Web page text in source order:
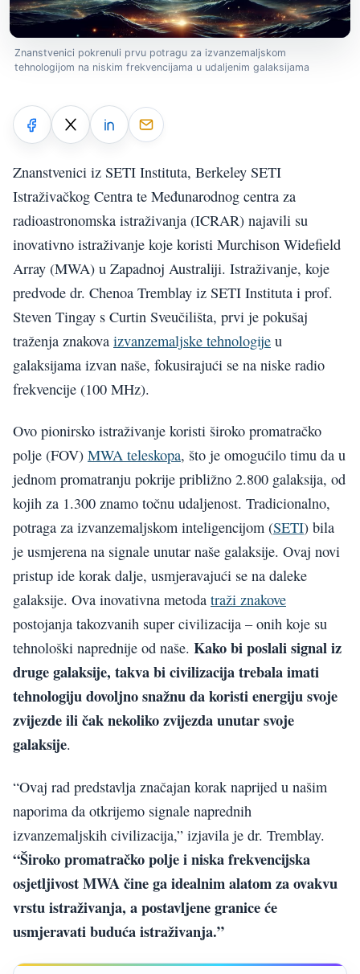
Znanstvenici pokrenuli prvu potragu za izvanzemaljskom
tehnologijom na niskim frekvencijama u udaljenim galaksijama
Znanstvenici iz SETI Instituta, Berkeley SETI
Istraživačkog Centra te Međunarodnog centra za
radioastronomska istraživanja (ICRAR) najavili su
inovativno istraživanje koje koristi Murchison Widefield
Array (MWA) u Zapadnoj Australiji. Istraživanje, koje
predvode dr. Chenoa Tremblay iz SETI Instituta i prof.
Steven Tingay s Curtin Sveučilišta, prvi je pokušaj
traženja znakova izvanzemaljske tehnologije u
galaksijama izvan naše, fokusirajući se na niske radio
frekvencije (100 MHz).
Ovo pionirsko istraživanje koristi široko promatračko
polje (FOV) MWA teleskopa, što je omogućilo timu da u
jednom promatranju pokrije približno 2.800 galaksija, od
kojih za 1.300 znamo točnu udaljenost. Tradicionalno,
potraga za izvanzemaljskom inteligencijom (SETI) bila
je usmjerena na signale unutar naše galaksije. Ovaj novi
pristup ide korak dalje, usmjeravajući se na daleke
galaksije. Ova inovativna metoda traži znakove
postojanja takozvanih super civilizacija – onih koje su
tehnološki naprednije od naše. Kako bi poslali signal iz
druge galaksije, takva bi civilizacija trebala imati
tehnologiju dovoljno snažnu da koristi energiju svoje
zvijezde ili čak nekoliko zvijezda unutar svoje
galaksije.
“Ovaj rad predstavlja značajan korak naprijed u našim
naporima da otkrijemo signale naprednih
izvanzemaljskih civilizacija,” izjavila je dr. Tremblay.
“Široko promatračko polje i niska frekvencijska
osjetljivost MWA čine ga idealnim alatom za ovakvu
vrstu istraživanja, a postavljene granice će
usmjeravati buduća istraživanja.”